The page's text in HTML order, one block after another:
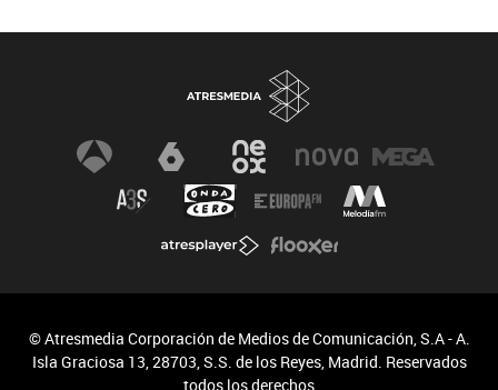
© Atresmedia Corporación de Medios de Comunicación, S.A - A.
Isla Graciosa 13, 28703, S.S. de los Reyes, Madrid. Reservados
todos los derechos